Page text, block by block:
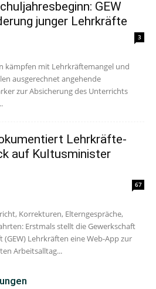
GEW
junger Lehrkräfte
3
kämpfen mit Lehrkräftemangel und
ausgerechnet angehende
zur Absicherung des Unterrichts
Lehrkräfte-
auf Kultusminister
67
Korrekturen, Elterngespräche,
Erstmals stellt die Gewerkschaft
(GEW) Lehrkräften eine Web-App zur
Arbeitsalltag...